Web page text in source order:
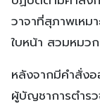
วาจาที่สุภาพเหม
ใบหน้า สวมหมว
หลังจากมีคำสั่ง
ผู้บัญชาการตำร